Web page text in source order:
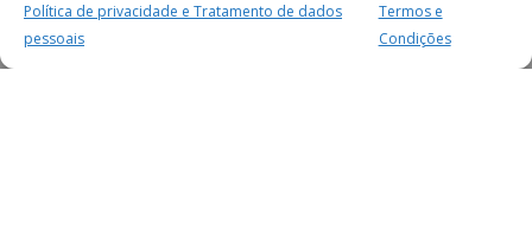
Política de privacidade e Tratamento de dados
pessoais
Termos e
Condições